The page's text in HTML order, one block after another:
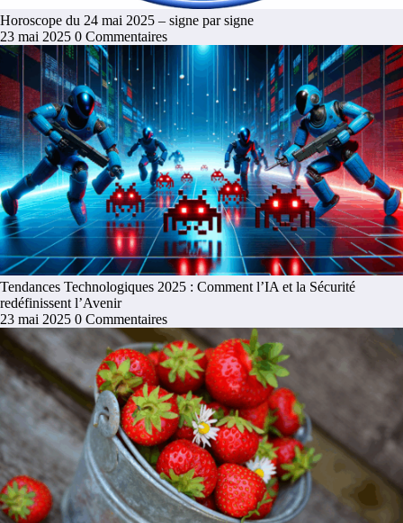
Horoscope du 24 mai 2025 – signe par signe
23 mai 2025 0 Commentaires
Tendances Technologiques 2025 : Comment l’IA et la Sécurité
redéfinissent l’Avenir
23 mai 2025 0 Commentaires